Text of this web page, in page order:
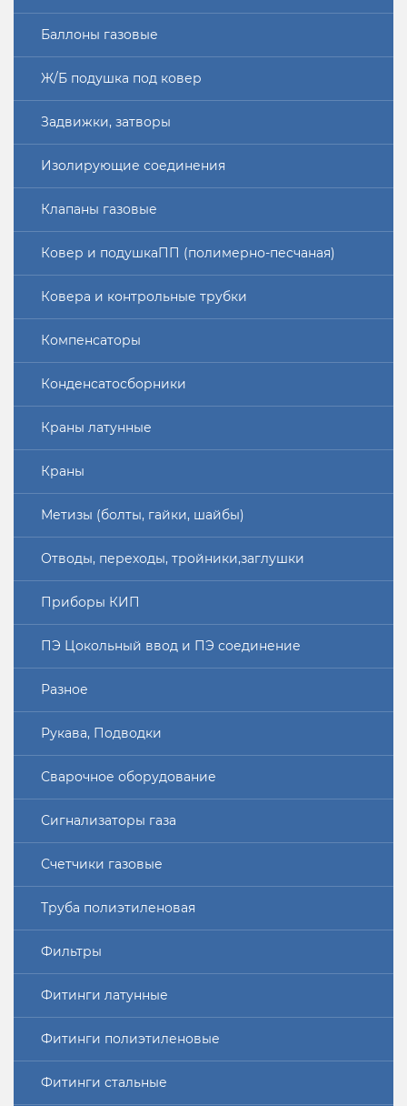
Баллоны газовые
Ж/Б подушка под ковер
Задвижки, затворы
Изолирующие соединения
Клапаны газовые
Ковер и подушкаПП (полимерно-песчаная)
Ковера и контрольные трубки
Компенсаторы
Конденсатосборники
Краны латунные
Краны
Метизы (болты, гайки, шайбы)
Отводы, переходы, тройники,заглушки
Приборы КИП
ПЭ Цокольный ввод и ПЭ соединение
Разное
Рукава, Подводки
Сварочное оборудование
Сигнализаторы газа
Счетчики газовые
Труба полиэтиленовая
Фильтры
Фитинги латунные
Фитинги полиэтиленовые
Фитинги стальные